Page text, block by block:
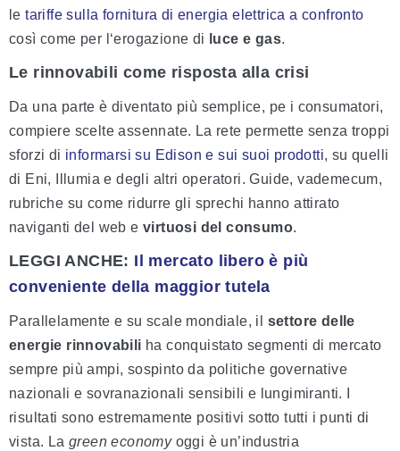
letariffe sulla fornitura di energia elettrica a confronto
così come per l‘erogazione di
luce e gas.
Le rinnovabili come risposta alla crisi
Da una parte è diventato più semplice, pe i consumatori,
compiere scelte assennate. La rete permette senza troppi
sforzi di informarsi su Edison e sui suoi prodotti, su quelli
di Eni, Illumia e degli altri operatori. Guide, vademecum,
rubriche su come ridurre gli sprechi hanno attirato
naviganti del web e virtuosi del consumo.
LEGGI ANCHE: Il mercato libero è più
conveniente della maggior tutela
Parallelamente e su scale mondiale, il settore delle
energie rinnovabili ha conquistato segmenti di mercato
sempre più ampi, sospinto da politiche governative
nazionali e sovranazionali sensibili e lungimiranti. I
risultati sono estremamente positivi sotto tutti i punti di
vista. Lagreen economyoggi è un’industria